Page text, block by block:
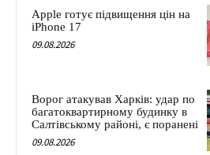
Apple готує підвищення цін на
iPhone 17
09.08.2026
Ворог атакував Харків: удар по
багатоквартирному будинку в
Салтівському районі, є поранені
09.08.2026